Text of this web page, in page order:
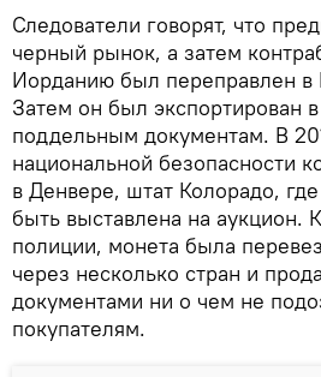
Следователи говорят, что
черный рынок, а затем
Иорданию был переправлен в
Затем он был экспортирован
поддельным документам. В
национальной безопасности
в Денвере, штат Колорадо,
быть выставлена ​​на аукцион.
полиции, монета была
через несколько стран и
документами ни о чем не
покупателям.